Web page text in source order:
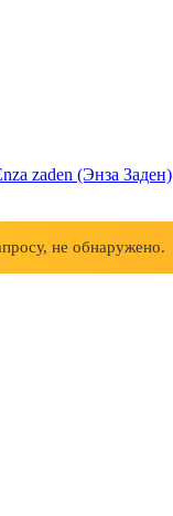
zaden (Энза Заден)
не обнаружено.